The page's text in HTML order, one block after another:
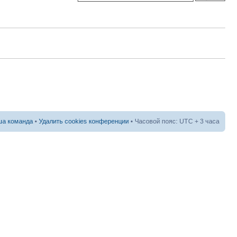
команда • Удалить cookies конференции • Часовой пояс: UTC + 3 часа